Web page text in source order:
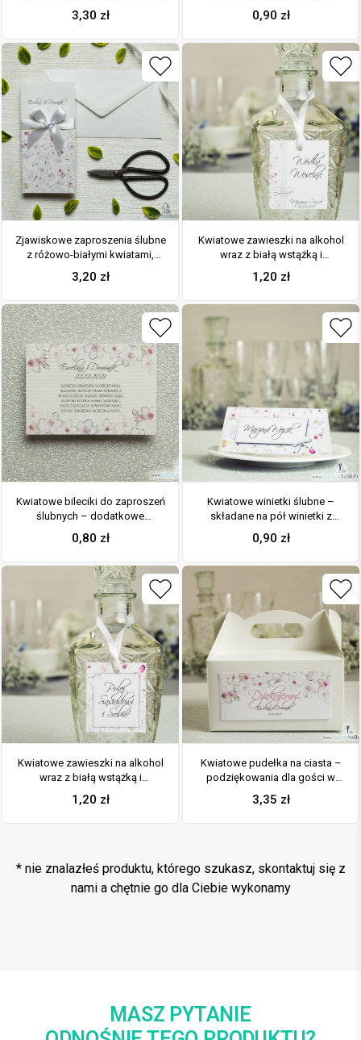
formacie DL. Różowo-białe
kwiaty, biała kokardka i
ZAP-95-07
3,30 zł
Różowe oraz białe kwiaty z
malowaną, pionową wstążką
0,90 zł
Zjawiskowe zaproszenia ślubne
z różowo-białymi kwiatami,
przewiązane wstążką
satynowaną w kolorze białym.
3,20 zł
Kwiatowe zawieszki na alkohol
wraz z białą wstążką i
pionowym motywem różowo-
białych kwiatów
1,20 zł
Kwiatowe bileciki do zaproszeń
ślubnych – dodatkowe
karteczki władane do
zaproszeń z różowo-białymi
0,80 zł
Kwiatowe winietki ślubne –
składane na pół winietki z
różowo-białymi kwiatami,
prostokątem oraz malowaną
0,90 zł
Kwiatowe zawieszki na alkohol
wraz z białą wstążką i
prostokątnym motywem
różowo-białych kwiatów
1,20 zł
Kwiatowe pudełka na ciasta –
podziękowania dla gości w
formie pudełek na ciasto z
motywem różowo-białych
3,35 zł
* nie znalazłeś produktu, którego szukasz, skontaktuj się z
nami a chętnie go dla Ciebie wykonamy
MASZ PYTANIE